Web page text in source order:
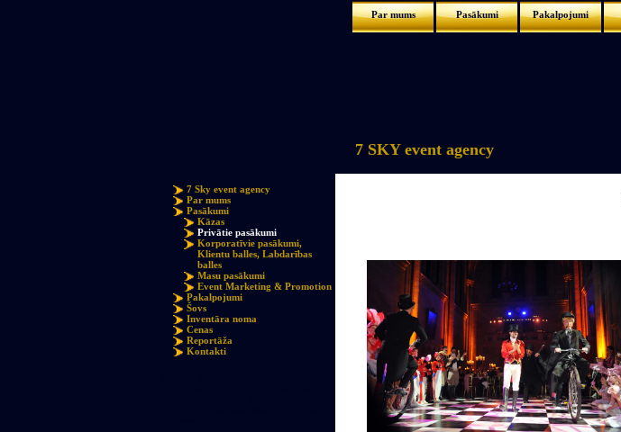
Par mums Pasākumi Pakalpojumi
7 Sky event agency
Par mums
Pasākumi
Kāzas
Privātie pasākumi
Korporatīvie pasākumi,
Klientu balles, Labdarības
balles
Masu pasākumi
Event Marketing & Promotion
Pakalpojumi
Šovs
Inventāra noma
Cenas
Reportāža
Kontakti
7 SKY event agency